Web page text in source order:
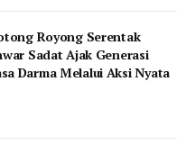
Royong Serentak
Sadat Ajak Generasi
Darma Melalui Aksi Nyata